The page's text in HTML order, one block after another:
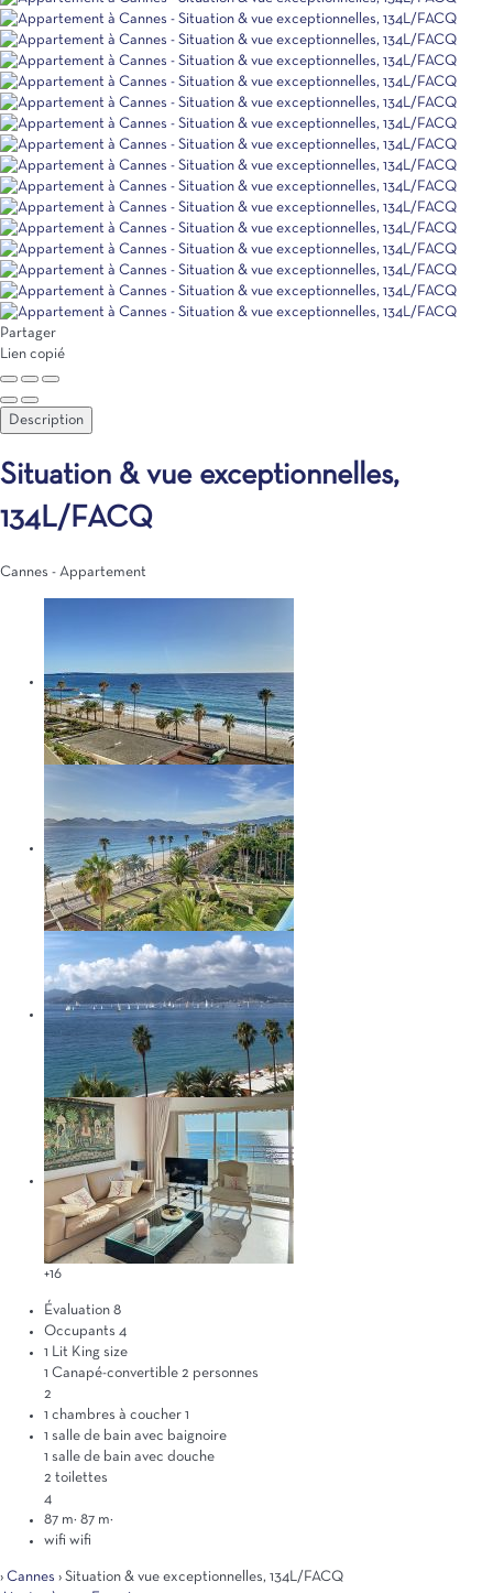
Partager
Lien copié
Description
Situation & vue exceptionnelles,
134L/FACQ
Cannes - Appartement
+16
Évaluation 8
Occupants 4
1 Lit King size
1 Canapé-convertible 2 personnes
2
1 chambres à coucher 1
1 salle de bain avec baignoire
1 salle de bain avec douche
2 toilettes
4
87 m² 87 m²
wifi wifi
› Cannes › Situation & vue exceptionnelles, 134L/FACQ